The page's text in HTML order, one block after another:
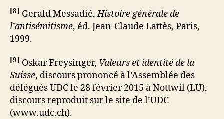
[8] Gerald Messadié,Histoire générale de
l’antisémitisme, éd. Jean-Claude Lattès, Paris,
1999.
[9] Oskar Freysinger, Valeurs et identité de la
Suisse, discours prononcé à l’Assemblée des
délégués UDC le 28 février 2015 à Nottwil (LU),
discours reproduit sur le site de l’UDC
(www.udc.ch).